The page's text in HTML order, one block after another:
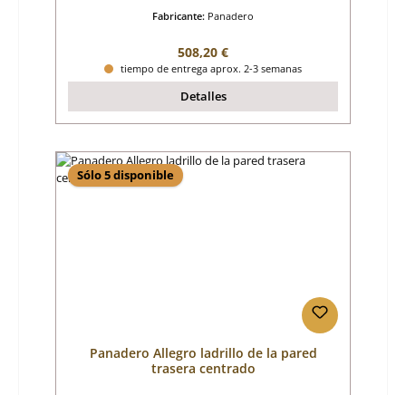
Fabricante: Panadero
Precio normal:
508,20 €
tiempo de entrega aprox. 2-3 semanas
Detalles
Sólo 5 disponible
Panadero Allegro ladrillo de la pared
trasera centrado